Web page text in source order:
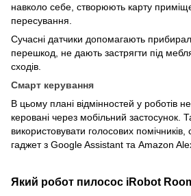
навколо себе, створюють карту
пересування.
Сучасні датчики допомагають
перешкод, не дають застрягти під
сходів.
Смарт керування
В цьому плані відмінностей у роботів
керовані через мобільний застосунок.
використовувати голосових помічників,
гаджет з Google Assistant та Amazon
Який робот пилосос iRobot